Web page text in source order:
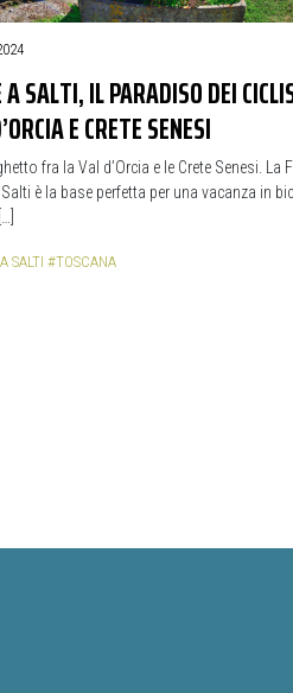
A SALTI, IL PARADISO DEI
E CRETE SENESI
fra la Val d’Orcia e le Crete Senesi. La
Salti è la base perfetta per una vacanza in
SALTI #TOSCANA